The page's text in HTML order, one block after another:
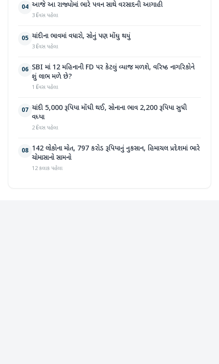
04 આજે આ રાજ્યોમાં ભારે પવન સાથે વરસાદની આગાહી
3 દિવસ પહેલા
05 ચાંદીના ભાવમાં વધારો, સોનું પણ મોંઘુ થયું
3 દિવસ પહેલા
06 SBI માં 12 મહિનાની FD પર કેટલું વ્યાજ મળશે, વરિષ્ઠ નાગરિકોને
શું લાભ મળે છે?
1 દિવસ પહેલા
07 ચાંદી 5,000 રૂપિયા મોંઘી થઈ, સોનાના ભાવ 2,200 રૂપિયા સુધી
વધ્યા
2 દિવસ પહેલા
08 142 લોકોના મોત, 797 કરોડ રૂપિયાનું નુકસાન, હિમાચલ પ્રદેશમાં ભારે
ચોમાસાનો સામનો
12 કલાક પહેલા